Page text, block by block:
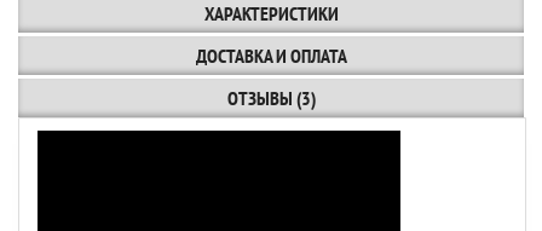
ХАРАКТЕРИСТИКИ
ДОСТАВКА И ОПЛАТА
ОТЗЫВЫ (3)